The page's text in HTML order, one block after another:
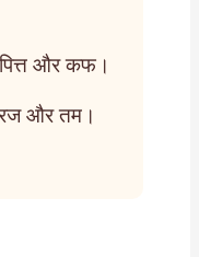
और कफ।
और तम।